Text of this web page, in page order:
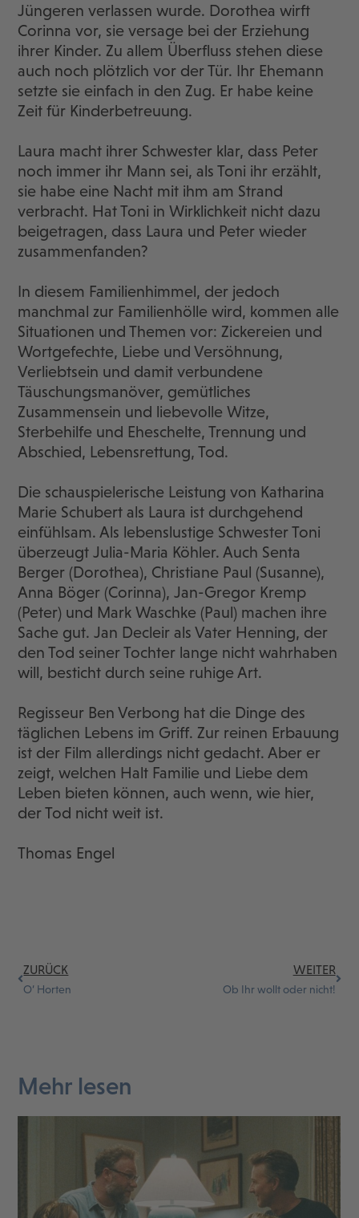
Jüngeren verlassen wurde. Dorothea wirft
Corinna vor, sie versage bei der Erziehung
ihrer Kinder. Zu allem Überfluss stehen diese
auch noch plötzlich vor der Tür. Ihr Ehemann
setzte sie einfach in den Zug. Er habe keine
Zeit für Kinderbetreuung.
Laura macht ihrer Schwester klar, dass Peter
noch immer ihr Mann sei, als Toni ihr erzählt,
sie habe eine Nacht mit ihm am Strand
verbracht. Hat Toni in Wirklichkeit nicht dazu
beigetragen, dass Laura und Peter wieder
zusammenfanden?
In diesem Familienhimmel, der jedoch
manchmal zur Familienhölle wird, kommen alle
Situationen und Themen vor: Zickereien und
Wortgefechte, Liebe und Versöhnung,
Verliebtsein und damit verbundene
Täuschungsmanöver, gemütliches
Zusammensein und liebevolle Witze,
Sterbehilfe und Eheschelte, Trennung und
Abschied, Lebensrettung, Tod.
Die schauspielerische Leistung von Katharina
Marie Schubert als Laura ist durchgehend
einfühlsam. Als lebenslustige Schwester Toni
überzeugt Julia-Maria Köhler. Auch Senta
Berger (Dorothea), Christiane Paul (Susanne),
Anna Böger (Corinna), Jan-Gregor Kremp
(Peter) und Mark Waschke (Paul) machen ihre
Sache gut. Jan Decleir als Vater Henning, der
den Tod seiner Tochter lange nicht wahrhaben
will, besticht durch seine ruhige Art.
Regisseur Ben Verbong hat die Dinge des
täglichen Lebens im Griff. Zur reinen Erbauung
ist der Film allerdings nicht gedacht. Aber er
zeigt, welchen Halt Familie und Liebe dem
Leben bieten können, auch wenn, wie hier,
der Tod nicht weit ist.
Thomas Engel
ZURÜCK
O‘ Horten
WEITER
Ob Ihr wollt oder nicht!
Mehr lesen